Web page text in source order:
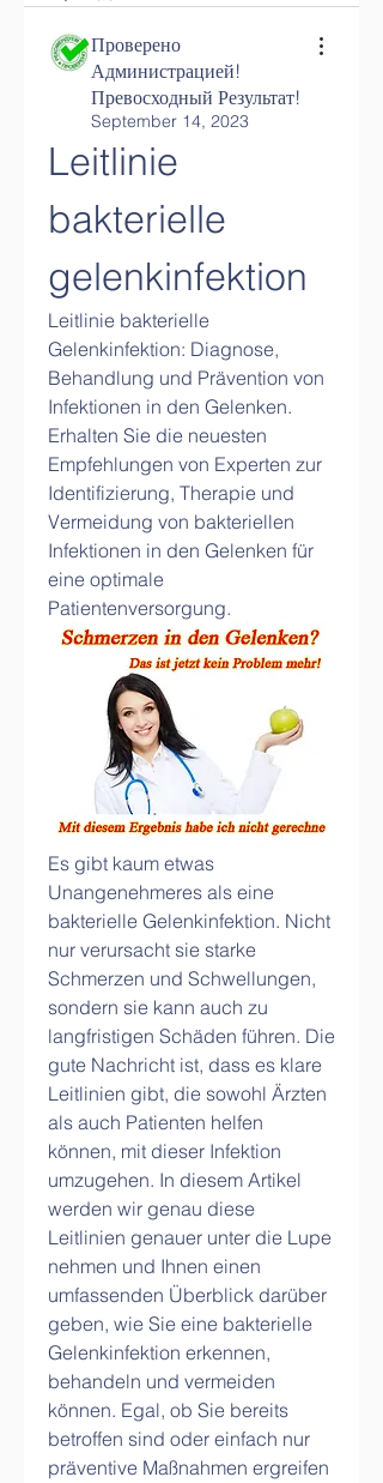
Проверено
Администрацией!
Превосходный Результат!
September 14, 2023
Leitlinie
bakterielle
gelenkinfektion
Leitlinie bakterielle
Gelenkinfektion: Diagnose,
Behandlung und Prävention von
Infektionen in den Gelenken.
Erhalten Sie die neuesten
Empfehlungen von Experten zur
Identifizierung, Therapie und
Vermeidung von bakteriellen
Infektionen in den Gelenken für
eine optimale
Patientenversorgung.
Es gibt kaum etwas
Unangenehmeres als eine
bakterielle Gelenkinfektion. Nicht
nur verursacht sie starke
Schmerzen und Schwellungen,
sondern sie kann auch zu
langfristigen Schäden führen. Die
gute Nachricht ist, dass es klare
Leitlinien gibt, die sowohl Ärzten
als auch Patienten helfen
können, mit dieser Infektion
umzugehen. In diesem Artikel
werden wir genau diese
Leitlinien genauer unter die Lupe
nehmen und Ihnen einen
umfassenden Überblick darüber
geben, wie Sie eine bakterielle
Gelenkinfektion erkennen,
behandeln und vermeiden
können. Egal, ob Sie bereits
betroffen sind oder einfach nur
präventive Maßnahmen ergreifen